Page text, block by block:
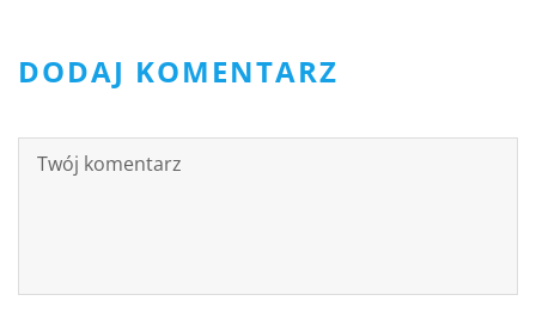
DODAJ KOMENTARZ